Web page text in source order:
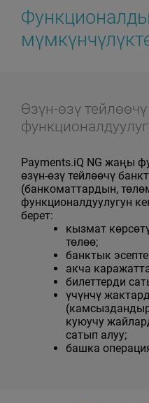
Өзүн-өзү
Payments.iQ NG жаңы
өзүн-өзү тейлөөчү
(банкоматтардын,
функционалдуулугун
берет:
кызмат
төлөө;
банктык
акча
билеттерди
үчүнчү
куюучу
сатып алуу;
башка